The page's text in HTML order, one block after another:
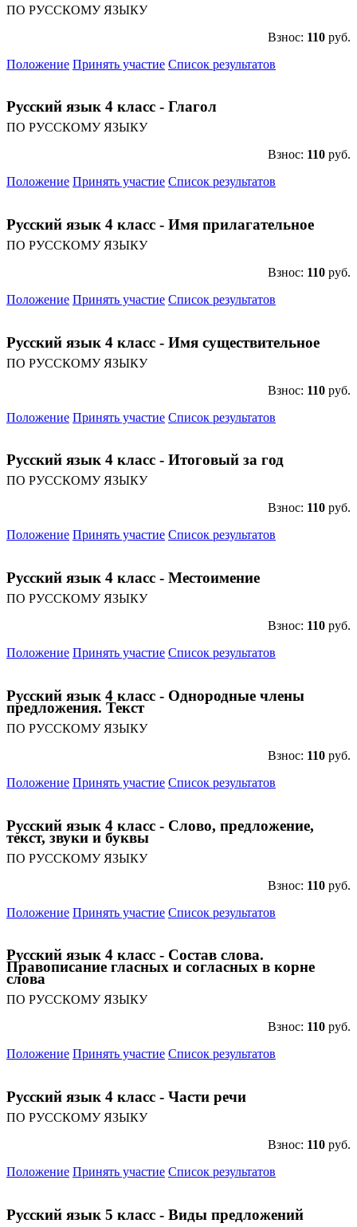
ПО РУССКОМУ ЯЗЫКУ
Взнос: 110 руб.
Положение Принять участие Список результатов
Русский язык 4 класс - Глагол
ПО РУССКОМУ ЯЗЫКУ
Взнос: 110 руб.
Положение Принять участие Список результатов
Русский язык 4 класс - Имя прилагательное
ПО РУССКОМУ ЯЗЫКУ
Взнос: 110 руб.
Положение Принять участие Список результатов
Русский язык 4 класс - Имя существительное
ПО РУССКОМУ ЯЗЫКУ
Взнос: 110 руб.
Положение Принять участие Список результатов
Русский язык 4 класс - Итоговый за год
ПО РУССКОМУ ЯЗЫКУ
Взнос: 110 руб.
Положение Принять участие Список результатов
Русский язык 4 класс - Местоимение
ПО РУССКОМУ ЯЗЫКУ
Взнос: 110 руб.
Положение Принять участие Список результатов
Русский язык 4 класс - Однородные члены
предложения. Текст
ПО РУССКОМУ ЯЗЫКУ
Взнос: 110 руб.
Положение Принять участие Список результатов
Русский язык 4 класс - Слово, предложение,
текст, звуки и буквы
ПО РУССКОМУ ЯЗЫКУ
Взнос: 110 руб.
Положение Принять участие Список результатов
Русский язык 4 класс - Состав слова.
Правописание гласных и согласных в корне
слова
ПО РУССКОМУ ЯЗЫКУ
Взнос: 110 руб.
Положение Принять участие Список результатов
Русский язык 4 класс - Части речи
ПО РУССКОМУ ЯЗЫКУ
Взнос: 110 руб.
Положение Принять участие Список результатов
Русский язык 5 класс - Виды предложений